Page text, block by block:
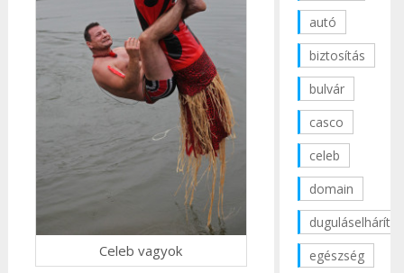
Celeb vagyok
autó
biztosítás
bulvár
casco
celeb
domain
duguláselhárítás
egészség